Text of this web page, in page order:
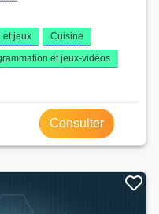
et jeux
Cuisine
et jeux-vidéos
Consulter